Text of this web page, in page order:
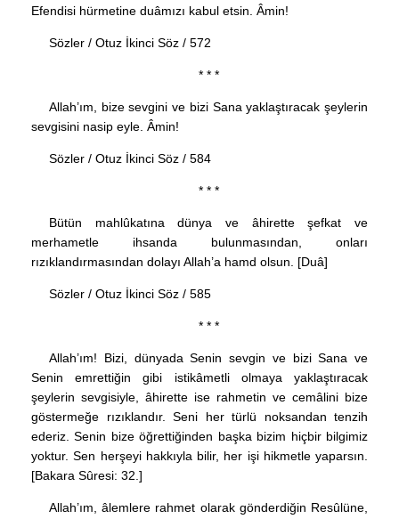
Efendisi hürmetine duâmızı kabul etsin. Âmin!
Sözler / Otuz İkinci Söz / 572
* * *
Allah’ım, bize sevgini ve bizi Sana yaklaştıracak şeylerin
sevgisini nasip eyle. Âmin!
Sözler / Otuz İkinci Söz / 584
* * *
Bütün mahlûkatına dünya ve âhirette şefkat ve
merhametle ihsanda bulunmasından, onları
rızıklandırmasından dolayı Allah’a hamd olsun. [Duâ]
Sözler / Otuz İkinci Söz / 585
* * *
Allah’ım! Bizi, dünyada Senin sevgin ve bizi Sana ve
Senin emrettiğin gibi istikâmetli olmaya yaklaştıracak
şeylerin sevgisiyle, âhirette ise rahmetin ve cemâlini bize
göstermeğe rızıklandır. Seni her türlü noksandan tenzih
ederiz. Senin bize öğrettiğinden başka bizim hiçbir bilgimiz
yoktur. Sen herşeyi hakkıyla bilir, her işi hikmetle yaparsın.
[Bakara Sûresi: 32.]
Allah’ım, âlemlere rahmet olarak gönderdiğin Resûlüne,